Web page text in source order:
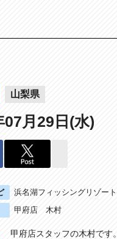
山梨県
07月29日(水)
浜名湖フィッシングリゾート
甲府店 木村
甲府店スタッフの木村です。